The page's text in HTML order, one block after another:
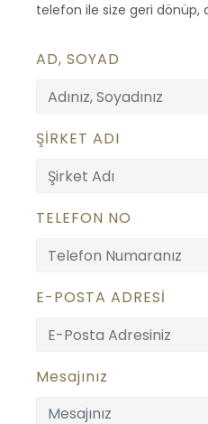
telefon ile size geri dönüp,
AD, SOYAD
ŞİRKET ADI
TELEFON NO
E-POSTA ADRESİ
Mesajınız